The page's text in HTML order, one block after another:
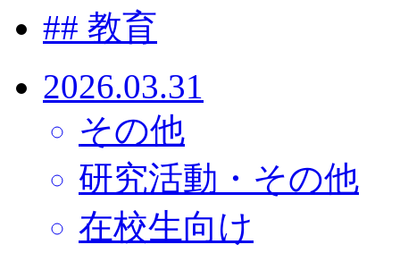
## 教育
2026.03.31
その他
研究活動・その他
在校生向け